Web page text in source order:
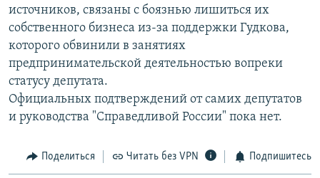
источников, связаны с боязнью лишиться их
собственного бизнеса из-за поддержки Гудкова,
которого обвинили в занятиях
предпринимательской деятельностью вопреки
статусу депутата.
Официальных подтверждений от самих депутатов
и руководства "Справедливой России" пока нет.
Поделиться Читать без VPN Подпишитесь